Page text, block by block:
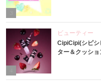
3
4
ビューティー
CipiCipi(シピシ
ター＆クッシ